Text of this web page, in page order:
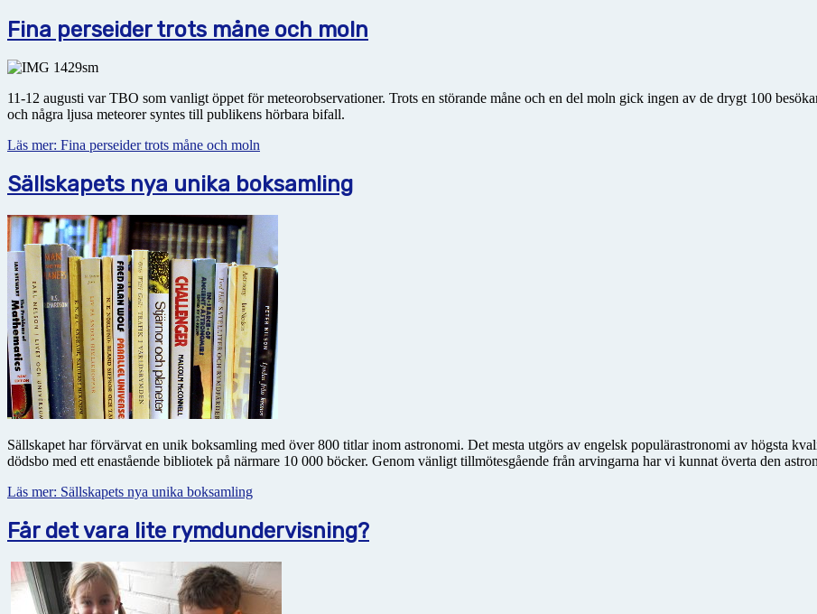
Fina perseider trots måne och moln
11-12 augusti var TBO som vanligt öppet för meteorobservationer. Trots en störande måne och en del moln gick ingen av de drygt 100
och några ljusa meteorer syntes till publikens hörbara bifall.
Läs mer: Fina perseider trots måne och moln
Sällskapets nya unika boksamling
Sällskapet har förvärvat en unik boksamling med över 800 titlar inom astronomi. Det mesta utgörs av engelsk populärastronomi av högsta
dödsbo med ett enastående bibliotek på närmare 10 000 böcker. Genom vänligt tillmötesgående från arvingarna har vi kunnat överta den
Läs mer: Sällskapets nya unika boksamling
Får det vara lite rymdundervisning?